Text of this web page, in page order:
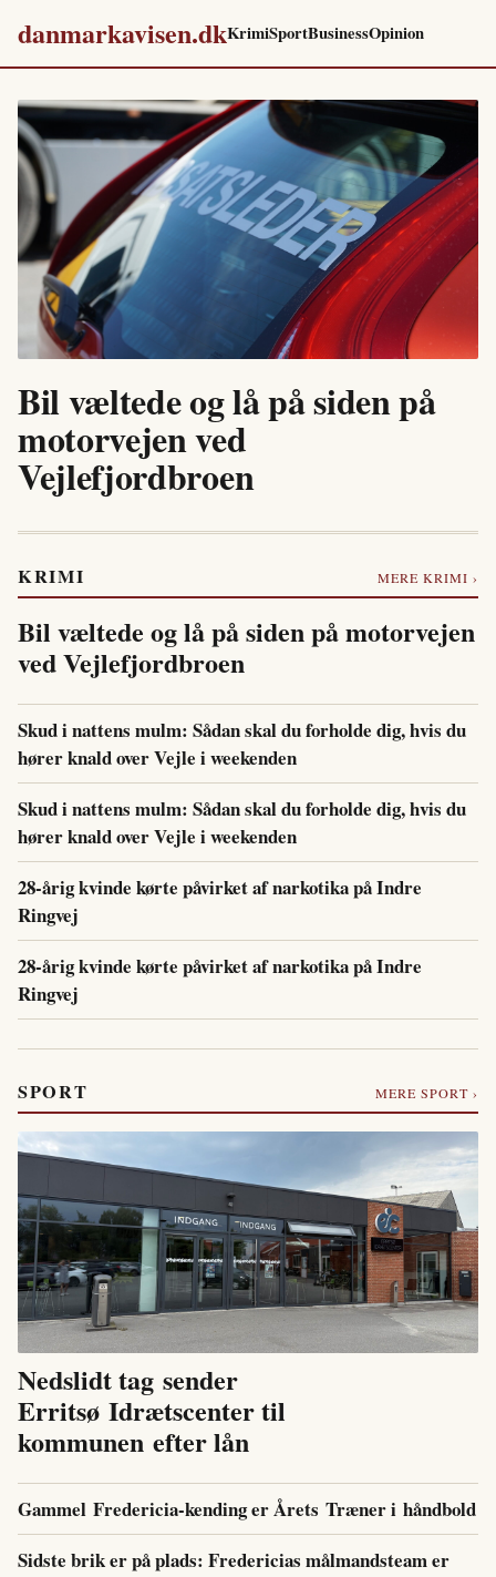
danmarkavisen.dkKrimiSportBusinessOpinion
Bil væltede og lå på siden på
motorvejen ved
Vejlefjordbroen
KRIMI MERE KRIMI ›
Bil væltede og lå på siden på motorvejen
ved Vejlefjordbroen
Skud i nattens mulm: Sådan skal du forholde dig, hvis du
hører knald over Vejle i weekenden
Skud i nattens mulm: Sådan skal du forholde dig, hvis du
hører knald over Vejle i weekenden
28-årig kvinde kørte påvirket af narkotika på Indre
Ringvej
28-årig kvinde kørte påvirket af narkotika på Indre
Ringvej
SPORT MERE SPORT ›
Nedslidt tag sender
Erritsø Idrætscenter til
kommunen efter lån
Gammel Fredericia-kending er Årets Træner i håndbold
Sidste brik er på plads: Fredericias målmandsteam er